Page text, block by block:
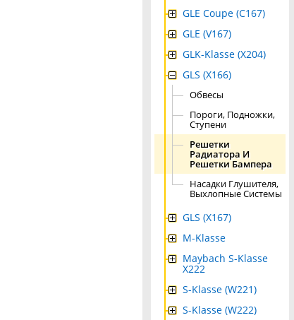
GLE Coupe (C167)
GLE (V167)
GLK-Klasse (X204)
GLS (X166)
Обвесы
Пороги, Подножки,
Ступени
Решетки
Радиатора И
Решетки Бампера
Насадки Глушителя,
Выхлопные Системы
GLS (X167)
M-Klasse
Maybach S-Klasse
X222
S-Klasse (W221)
S-Klasse (W222)